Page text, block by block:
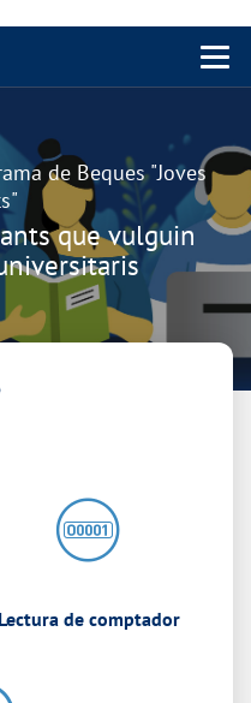
Menu
de Beques "Joves
que vulguin
Lectura de comptador